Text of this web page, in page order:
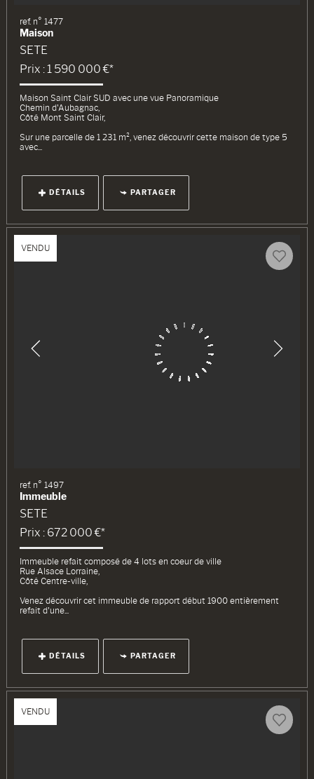
ref. n° 1477
Maison
SETE
Prix : 1 590 000 €*
Maison Saint Clair SUD avec une vue Panoramique
Chemin d'Aubagnac,
Côté Mont Saint Clair,
Sur une parcelle de 1 231 m², venez découvrir cette maison de type 5
avec...
DÉTAILS PARTAGER
VENDU
ref. n° 1497
Immeuble
SETE
Prix : 672 000 €*
Immeuble refait composé de 4 lots en coeur de ville
Rue Alsace Lorraine,
Côté Centre-ville,
Venez découvrir cet immeuble de rapport début 1900 entièrement
refait d'une...
DÉTAILS PARTAGER
VENDU